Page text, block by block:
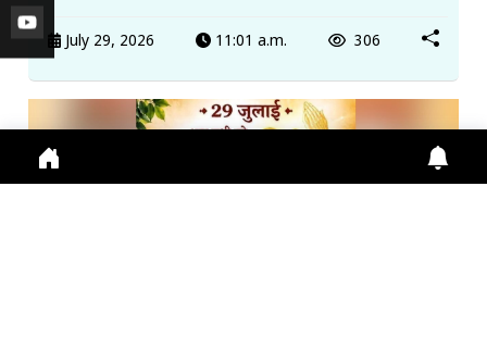
July 29, 2026 11:01 a.m. 306